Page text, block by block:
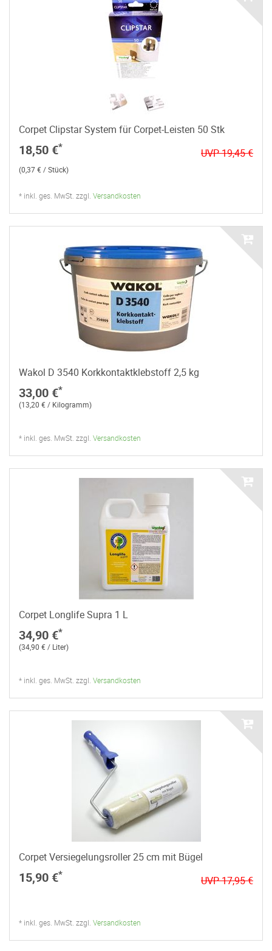
Corpet Clipstar System für Corpet-Leisten 50 Stk
18,50 €*
UVP 19,45 €
(0,37 € / Stück)
* inkl. ges. MwSt. zzgl. Versandkosten
Wakol D 3540 Korkkontaktklebstoff 2,5 kg
33,00 €*
(13,20 € / Kilogramm)
* inkl. ges. MwSt. zzgl. Versandkosten
Corpet Longlife Supra 1 L
34,90 €*
(34,90 € / Liter)
* inkl. ges. MwSt. zzgl. Versandkosten
Corpet Versiegelungsroller 25 cm mit Bügel
15,90 €*
UVP 17,95 €
* inkl. ges. MwSt. zzgl. Versandkosten